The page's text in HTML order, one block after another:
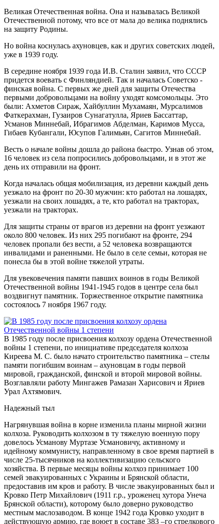
Великая Отечественная война. Она и называлась Великой
Отечественной потому, что все от мала до велика поднялись
на защиту Родины.
Но война коснулась ахуновцев, как и других советских людей,
уже в 1939 году.
В середине ноября 1939 года И.В. Сталин заявил, что СССР
придется воевать с Финляндией. Так и началась Советско -
финская война. С первых же дней для защиты Отечества
первыми добровольцами на войну уходят комсомольцы. Это
были: Ахметов Сираж, Хайбуллин Мухамаян, Мурсалимов
Фаткерахман, Гузаиров Сунагатулла, Яриев Бассаттар,
Усманов Миннебай, Ибрагимов Абделман, Каримов Мусса,
Гибаев Кубангали, Юсупов Галимьян, Сагитов Миннебай.
Весть о начале войны дошла до района быстро. Узнав об этом,
16 человек из села попросились добровольцами, и в этот же
день их отправили на фронт.
Когда началась общая мобилизация, из деревни каждый день
уезжало на фронт по 20-30 мужчин: кто работал на лошадях,
уезжали на своих лошадях, а те, кто работал на тракторах,
уезжали на тракторах.
Для защиты страны от врагов из деревни на фронт уезжают
около 800 человек. Из них 295 погибают на фронте, 294
человек пропали без вести, а 52 человека возвращаются
инвалидами и раненными. Не было в селе семьи, которая не
понесла бы в этой войне тяжелой утраты.
Для увековечения памяти павших воинов в годы Великой
Отечественной войны 1941-1945 годов в центре села был
воздвигнут памятник. Торжественное открытие памятника
состоялось 7 ноября 1967 году.
В 1985 году после присвоения колхозу ордена Отечественной
войны 1 степени, по инициативе председателя колхоза
Киреева М. С. было начато строительство памятника – стелы
памяти погибшим воинам – ахуновцам в годы первой
мировой, гражданской, финской и второй мировой войны.
Возглавляли работу Мингажев Рамазан Харисович и Яриев
Урал Ахтямович.
Надежный тыл
Нагрянувшая война в корне изменила планы мирной жизни
колхоза. Руководить колхозом в ту тяжелую военную пору
довелось Усманову Муртазе Усмановичу, активному и
идейному коммунисту, направленному в свое время партией в
числе 25-тысячников на коллективизацию сельского
хозяйства. В первые месяцы войны колхоз принимает 100
семей эвакуированных с Украины и Брянской области,
предоставив им кров и работу. В числе эвакуированных был и
Кровко Петр Михайлович (1911 г.р., уроженец хутора Унеча
Брянской области), которому было доверно руководство
местным маслозаводом. В конце 1942 года Кровко уходит в
действующую армию, где воюет в составе 383 –го стрелкового